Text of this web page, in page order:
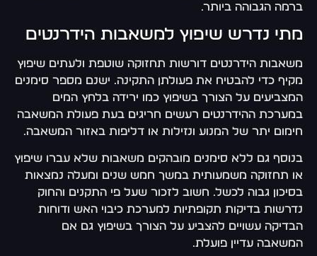
ברמה הגבוהה ביותר.
מתי נדרש שיפוץ למשאבות הידרנטים
משאבות הידרנטים דורשות תחזוקה שוטפת ולעתים שיפוץ
מקיף כדי להבטיח את פעולתן התקינה. ישנם מספר סימנים
המצביעים על הצורך בשיפוץ כמו ירידה בלחץ המים
במערכת ההידרנטים רעשים חריגים בעת פעולת המשאבה
חימום יתר של המנוע ונזילות או דליפות באזור המשאבה.
בנוסף גם ללא סימנים מובהקים משאבות שלא עברו שיפוץ
או תחזוקה משמעותית במשך חמש שנים ומעלה נמצאות
בסיכון גבוה לכשל. חשוב לזכור שעל פי התקנים והחוק
נדרשות בדיקות תקופתיות למערכת כיבוי האש ודוחות
הבדיקה עשויים להצביע על הצורך בשיפוץ גם אם
המשאבה עדיין פועלת.